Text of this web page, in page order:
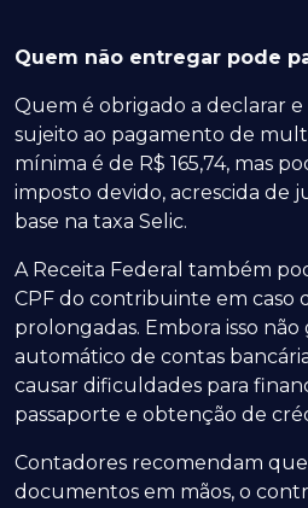
Quem não entregar pode
Quem é obrigado a declarar
sujeito ao pagamento de
mínima é de R$ 165,74, mas
imposto devido, acrescida de
base na taxa Selic.
A Receita Federal também
CPF do contribuinte em caso
prolongadas. Embora isso
automático de contas
causar dificuldades para
passaporte e obtenção de
Contadores recomendam
documentos em mãos, o